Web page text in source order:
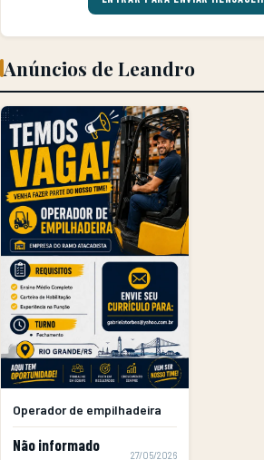
Anúncios de Leandro
Operador de empilhadeira
Não informado
27/05/2026